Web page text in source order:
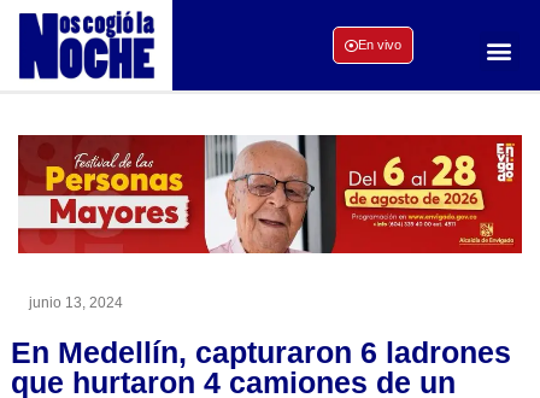
En vivo
junio 13, 2024
En Medellín, capturaron 6 ladrones
que hurtaron 4 camiones de un